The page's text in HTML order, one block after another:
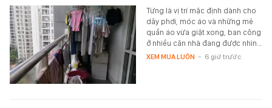
Từng là vị trí mặc định dành cho
dây phơi, móc áo và những mẻ
quần áo vừa giặt xong, ban công
ở nhiều căn nhà đang được nhìn…
XEM MUA LUÔN - 6 giờ trước